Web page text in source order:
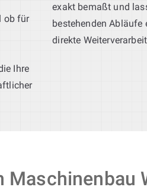
ob für
Ihre
exakt bemaßt und
bestehenden
direkte